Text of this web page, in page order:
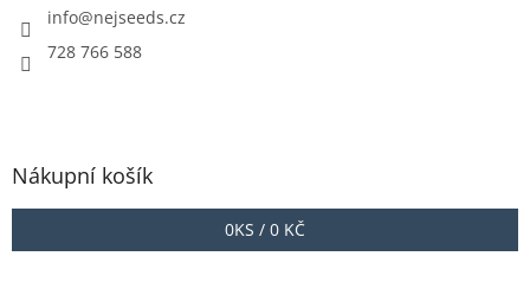
info@nejseeds.cz
728 766 588
Nákupní košík
0KS / 0 KČ